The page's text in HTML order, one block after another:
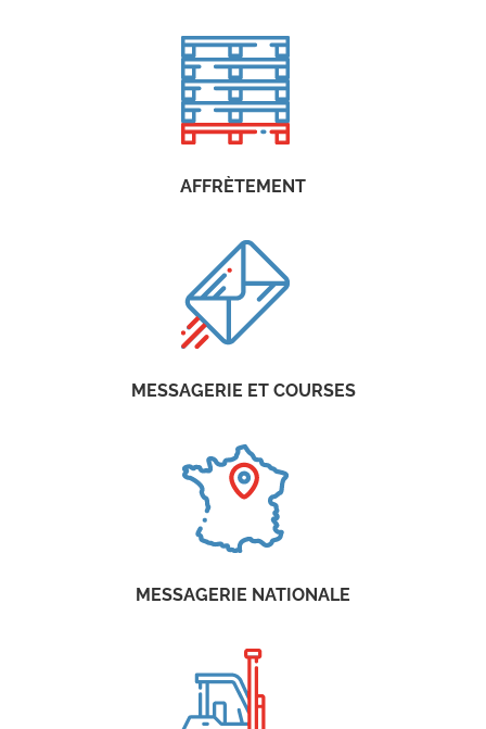
AFFRÈTEMENT
MESSAGERIE ET COURSES
MESSAGERIE NATIONALE